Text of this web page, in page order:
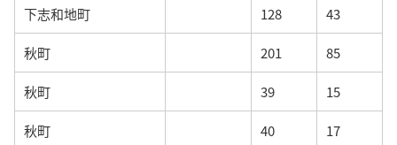
下志和地町 128 43
秋町 201 85
秋町 39 15
秋町 40 17